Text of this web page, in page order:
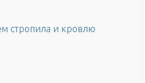
стропила и кровлю